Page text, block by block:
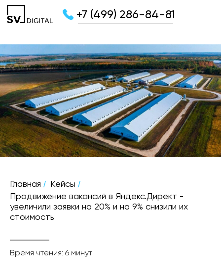
+7 (499) 286-84-81
Главная / Кейсы /
Продвижение вакансий в Яндекс.Директ -
увеличили заявки на 20% и на 9% снизили их
стоимость
Время чтения: 6 минут